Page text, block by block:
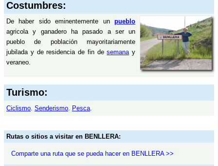
Costumbres:
De haber sido eminentemente unpueblo
agricola y ganadero ha pasado a ser un
pueblo de población mayoritariamente
jubilada y de residencia de fin desemana y
veraneo.
Turismo:
Ciclismo Senderismo Pesca
Rutas o sitios a visitar en BENLLERA:
Comparte una ruta que se pueda hacer en BENLLERA >>